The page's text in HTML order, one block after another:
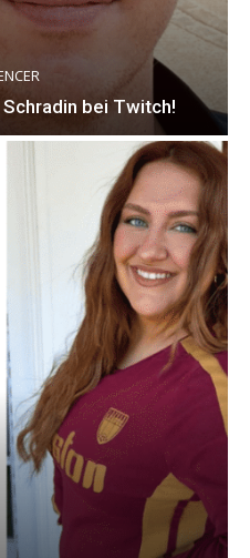
bei Twitch!